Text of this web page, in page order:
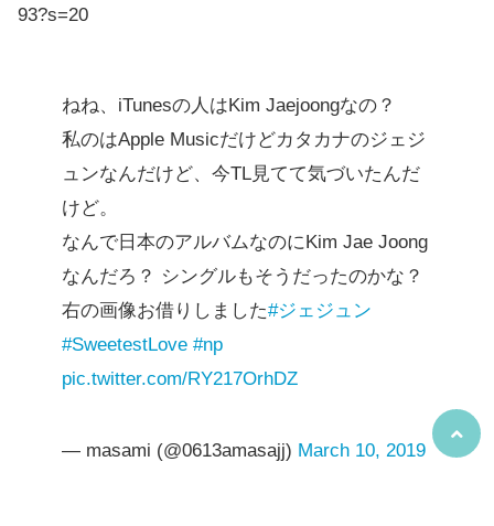
93?s=20
ねね、iTunesの人はKim Jaejoongなの？
私のはApple Musicだけどカタカナのジェジ
ュンなんだけど、今TL見てて気づいたんだ
けど。
なんで日本のアルバムなのにKim Jae Joong
なんだろ？ シングルもそうだったのかな？
右の画像お借りしました#ジェジュン
#SweetestLove #np
pic.twitter.com/RY217OrhDZ
— masami (@0613amasajj) March 10, 2019